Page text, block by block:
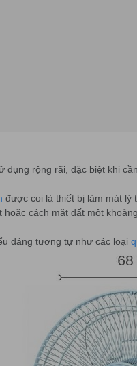
dụng rộng rãi, đặc biệt khi
được coi là thiết bị làm mát lý
cách mặt đất một
dáng tương tự như các loại